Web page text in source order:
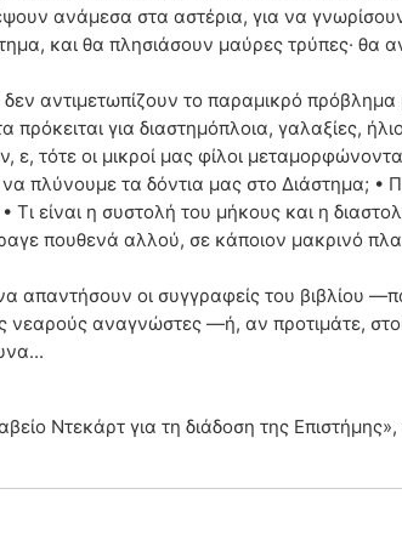
ανάμεσα στα αστέρια, για να
και θα πλησιάσουν μαύρες τρύπες· θα
αντιμετωπίζουν το παραμικρό
για διαστημόπλοια, γαλαξίες,
τότε οι μικροί μας φίλοι
πλύνουμε τα δόντια μας στο Διάστημα; •
είναι η συστολή του μήκους και η
πουθενά αλλού, σε κάποιον μακρινό
απαντήσουν οι συγγραφείς του βιβλίου
αναγνώστες ―ή, αν προτιμάτε,
Ντεκάρτ για τη διάδοση της